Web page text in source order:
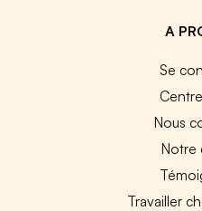
A
Se
Nous
Notre
Travailler